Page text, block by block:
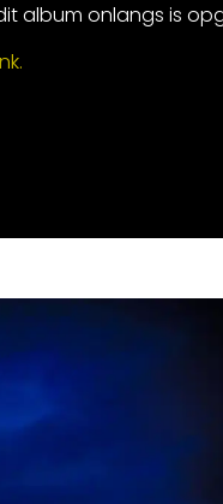
album onlangs is